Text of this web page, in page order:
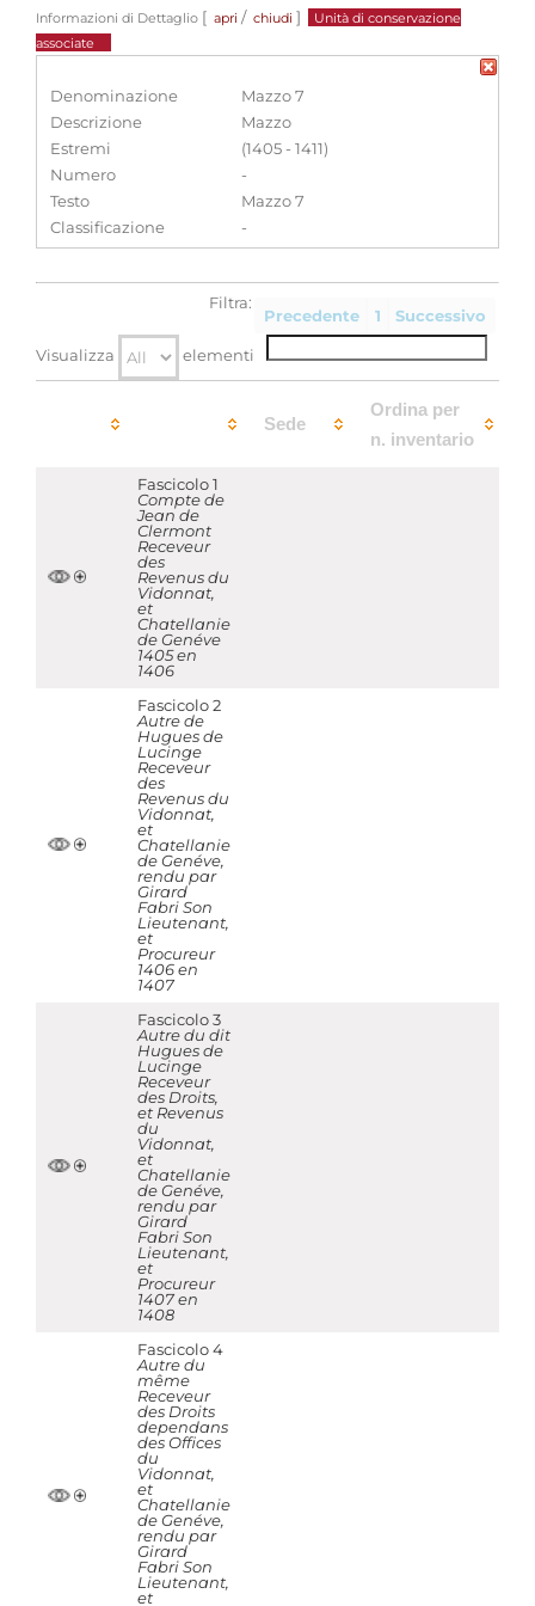
Informazioni di Dettaglio [ apri / chiudi ]
Unità di conservazione
associate
Denominazione
Mazzo 7
Descrizione
Mazzo
Estremi
(1405 - 1411)
Numero
-
Testo
Mazzo 7
Classificazione
-
Precedente 1 Successivo
Visualizza elementi
Filtra:
Sede
Ordina per
n. inventario
Fascicolo 1
Compte de
Jean de
Clermont
Receveur
des
Revenus du
Vidonnat,
et
Chatellanie
de Genéve
1405 en
1406
Fascicolo 2
Autre de
Hugues de
Lucinge
Receveur
des
Revenus du
Vidonnat,
et
Chatellanie
de Genéve,
rendu par
Girard
Fabri Son
Lieutenant,
et
Procureur
1406 en
1407
Fascicolo 3
Autre du dit
Hugues de
Lucinge
Receveur
des Droits,
et Revenus
du
Vidonnat,
et
Chatellanie
de Genéve,
rendu par
Girard
Fabri Son
Lieutenant,
et
Procureur
1407 en
1408
Fascicolo 4
Autre du
même
Receveur
des Droits
dependans
des Offices
du
Vidonnat,
et
Chatellanie
de Genéve,
rendu par
Girard
Fabri Son
Lieutenant,
et